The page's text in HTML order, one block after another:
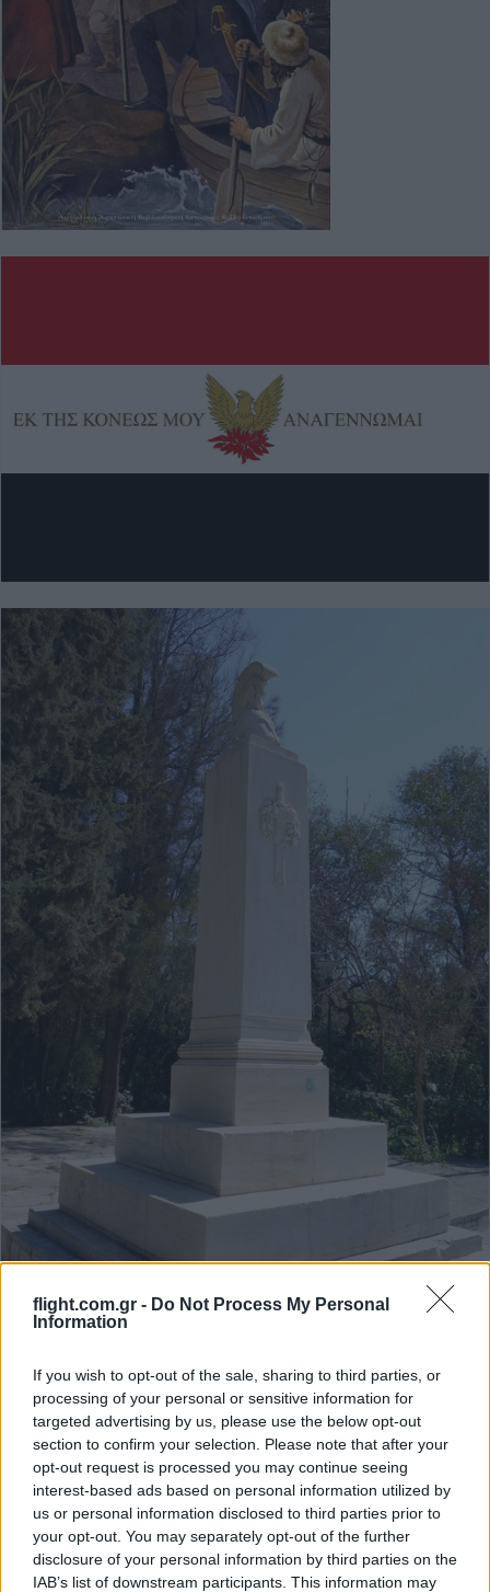
flight.com.gr - Do Not Process My Personal
Information
If you wish to opt-out of the sale, sharing to third parties, or
processing of your personal or sensitive information for
targeted advertising by us, please use the below opt-out
section to confirm your selection. Please note that after your
opt-out request is processed you may continue seeing
interest-based ads based on personal information utilized by
us or personal information disclosed to third parties prior to
your opt-out. You may separately opt-out of the further
disclosure of your personal information by third parties on the
IAB’s list of downstream participants. This information may
17 Reply View Replies
KostisM(@kostism)
Active Member
25 Μαρτίου 2025 14:26
Χρόνια πολλά στον Ελληνισμό. Τιμή και δόξα στους προγόνους
μας που αγωνίσθηκαν και πέθαναν για την Ελευθερία μας !
10 Reply